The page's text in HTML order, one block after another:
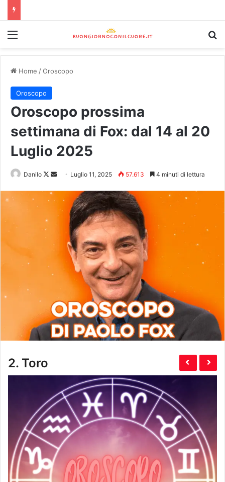
Home /Oroscopo
Oroscopo
Oroscopo prossima
settimana di Fox: dal 14 al 20
Luglio 2025
Danilo Luglio 11, 2025 57.613 4 minuti di lettura
2. Toro